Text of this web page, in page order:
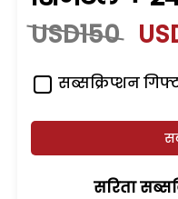
USD150
सब्सक्रिप्शन
सरिता